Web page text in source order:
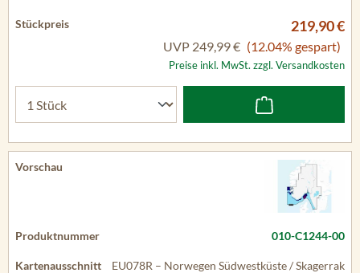
219,90 €
UVP 249,99 € (12.04% gespart)
Preise inkl. MwSt. zzgl. Versandkosten
010-C1244-00
EU078R – Norwegen Südwestküste / Skagerrak